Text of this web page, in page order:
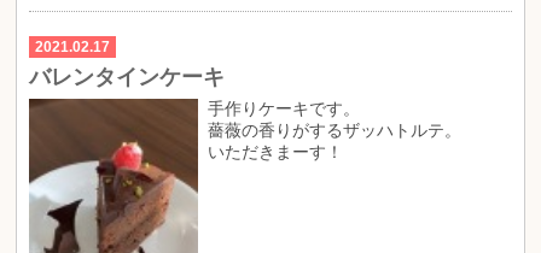
2021.02.17
バレンタインケーキ
手作りケーキです。
薔薇の香りがするザッハトルテ。
いただきまーす！